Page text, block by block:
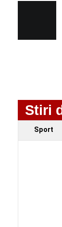
Stiri
Sport